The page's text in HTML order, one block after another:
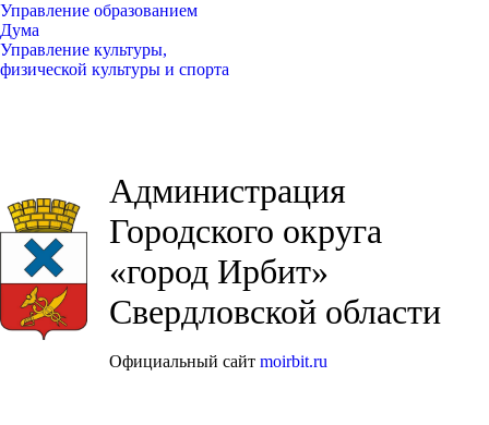
Управление образованием
Дума
Управление культуры,
физической культуры и спорта
Администрация
Городского округа
«город Ирбит»
Свердловской области
Официальный сайт moirbit.ru